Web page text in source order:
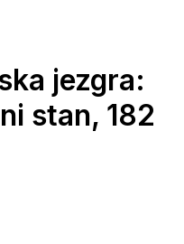
jezgra:
stan, 182